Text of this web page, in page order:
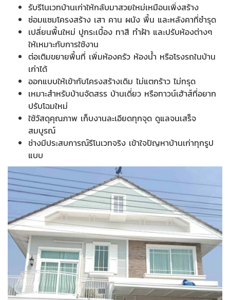
รับรีโนเวทบ้านเก่าให้กลับมาสวยใหม่เหมือนเพิ่งสร้าง
ซ่อมแซมโครงสร้าง เสา คาน ผนัง พื้น และหลังคาที่ชำรุด
เปลี่ยนพื้นใหม่ ปูกระเบื้อง ทาสี ทำฝ้า และปรับห้องต่างๆ
ให้เหมาะกับการใช้งาน
ต่อเติมขยายพื้นที่ เพิ่มห้องครัว ห้องน้ำ หรือโรงรถในบ้าน
เก่าได้
ออกแบบให้เข้ากับโครงสร้างเดิม ไม่แตกร้าว ไม่ทรุด
เหมาะสำหรับบ้านจัดสรร บ้านเดี่ยว หรือทาวน์เฮ้าส์ที่อยาก
ปรับโฉมใหม่
ใช้วัสดุคุณภาพ เก็บงานละเอียดทุกจุด ดูแลจนเสร็จ
สมบูรณ์
ช่างมีประสบการณ์รีโนเวทจริง เข้าใจปัญหาบ้านเก่าทุกรูป
แบบ